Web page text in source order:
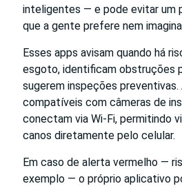
inteligentes — e pode evitar um
que a gente prefere nem
Esses apps avisam quando há
esgoto, identificam obstruções
sugerem inspeções preventivas.
compatíveis com câmeras de
conectam via Wi-Fi, permitindo
canos diretamente pelo celular.
Em caso de alerta vermelho —
exemplo — o próprio aplicativo